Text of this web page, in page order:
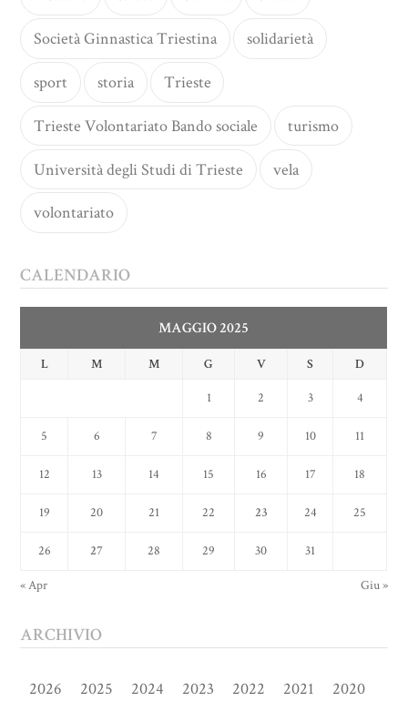
Società Ginnastica Triestina solidarietà
sport storia Trieste
Trieste Volontariato Bando sociale turismo
Università degli Studi di Trieste vela
volontariato
CALENDARIO
MAGGIO 2025
L M M G V S D
1 2 3 4
5 6 7 8 9 10 11
12 13 14 15 16 17 18
19 20 21 22 23 24 25
26 27 28 29 30 31
« Apr Giu »
ARCHIVIO
2026 2025 2024 2023 2022 2021 2020